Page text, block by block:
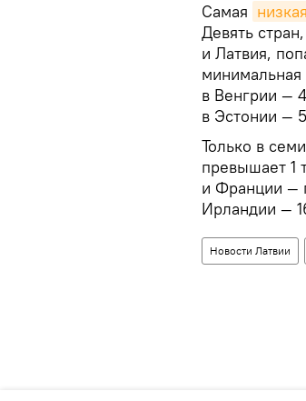
Самая
Девять
и Латвия,
в Венгрии —
в Эстонии —
Только в
превышает 1
и Франции —
Ирландии —
Новости Латвии